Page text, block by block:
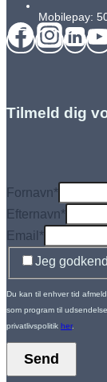
Mobilepay:
Tilmeld dig
Fornavn*
Efternavn*
Email *
Jeg
Du kan til enhver tid
som program til
privatlivspolitik her.
Send